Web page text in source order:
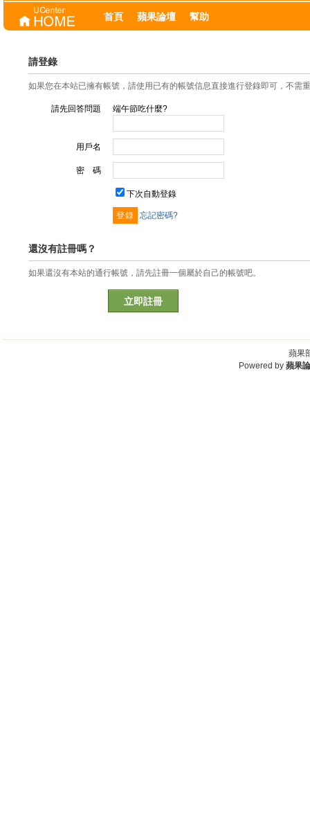
首頁 蘋果論壇 幫助
請登錄
如果您在本站已擁有帳號，請使用已有的帳號信息直接進行登錄即可，不需
請先回答問題 端午節吃什麼?
用戶名
密 碼
下次自動登錄
忘記密碼?
還沒有註冊嗎？
如果還沒有本站的通行帳號，請先註冊一個屬於自己的帳號吧。
立即註冊
蘋果
Powered by 蘋果